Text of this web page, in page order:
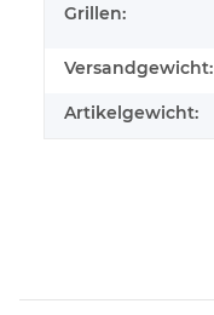
Grillen:
Versandgewicht:
Artikelgewicht: